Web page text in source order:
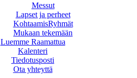
Messut
Lapset ja perheet
KohtaamisRyhmät
Mukaan tekemään
Luemme Raamattua
Kalenteri
Tiedotusposti
Ota yhteyttä